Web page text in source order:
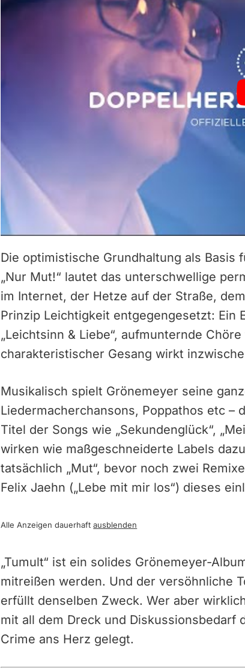
Die optimistische Grundhaltung als
„Nur Mut!“ lautet das unterschwellige
im Internet, der Hetze auf der Straße,
Prinzip Leichtigkeit entgegengesetzt: Ein
„Leichtsinn & Liebe“, aufmunternde
charakteristischer Gesang wirkt
Musikalisch spielt Grönemeyer seine
Liedermacherchansons, Poppathos etc –
Titel der Songs wie „Sekundenglück“,
wirken wie maßgeschneiderte Labels
tatsächlich „Mut“, bevor noch zwei
Felix Jaehn („Lebe mit mir los“) dieses
Alle Anzeigen dauerhaftausblenden
„Tumult“ ist ein solides Grönemeyer-
mitreißen werden. Und der versöhnliche
erfüllt denselben Zweck. Wer aber
mit all dem Dreck und Diskussionsbedarf
Crime ans Herz gelegt.